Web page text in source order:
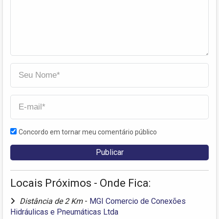
Concordo em tornar meu comentário público
Locais Próximos - Onde Fica:
Distância de 2 Km - MGI Comercio de Conexões
Hidráulicas e Pneumáticas Ltda